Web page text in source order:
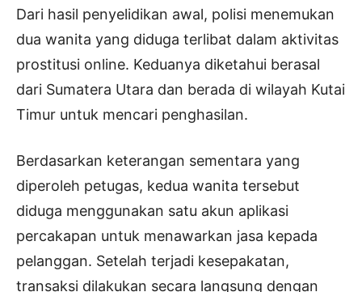
Dari hasil penyelidikan awal, polisi menemukan
dua wanita yang diduga terlibat dalam aktivitas
prostitusi online. Keduanya diketahui berasal
dari Sumatera Utara dan berada di wilayah Kutai
Timur untuk mencari penghasilan.
Berdasarkan keterangan sementara yang
diperoleh petugas, kedua wanita tersebut
diduga menggunakan satu akun aplikasi
percakapan untuk menawarkan jasa kepada
pelanggan. Setelah terjadi kesepakatan,
transaksi dilakukan secara langsung dengan